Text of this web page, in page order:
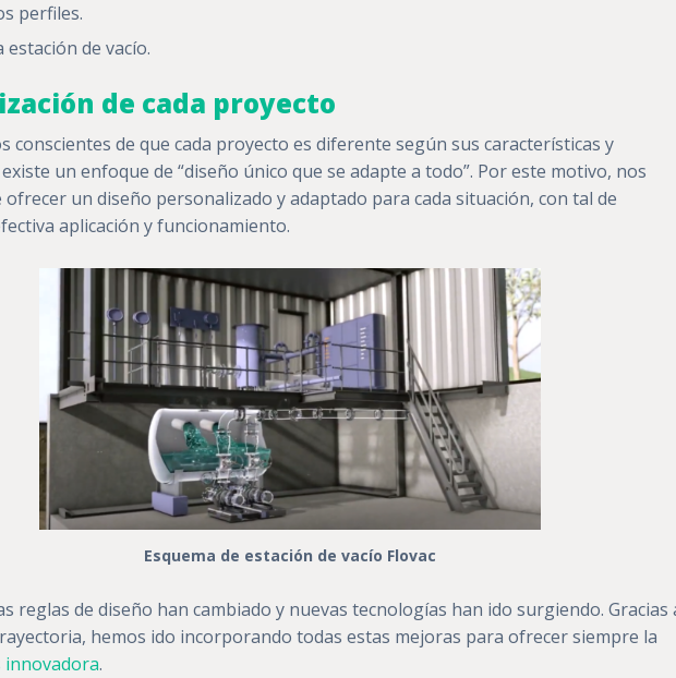
perfiles.
estación de vacío.
de cada proyecto
conscientes de que cada proyecto es diferente según sus características y
un enfoque de “diseño único que se adapte a todo”. Por este motivo, nos
ofrecer un diseño personalizado y adaptado para cada situación, con tal de
aplicación y funcionamiento.
Esquema de estación de vacío Flovac
reglas de diseño han cambiado y nuevas tecnologías han ido surgiendo. Gracias
hemos ido incorporando todas estas mejoras para ofrecer siempre la
innovadora.